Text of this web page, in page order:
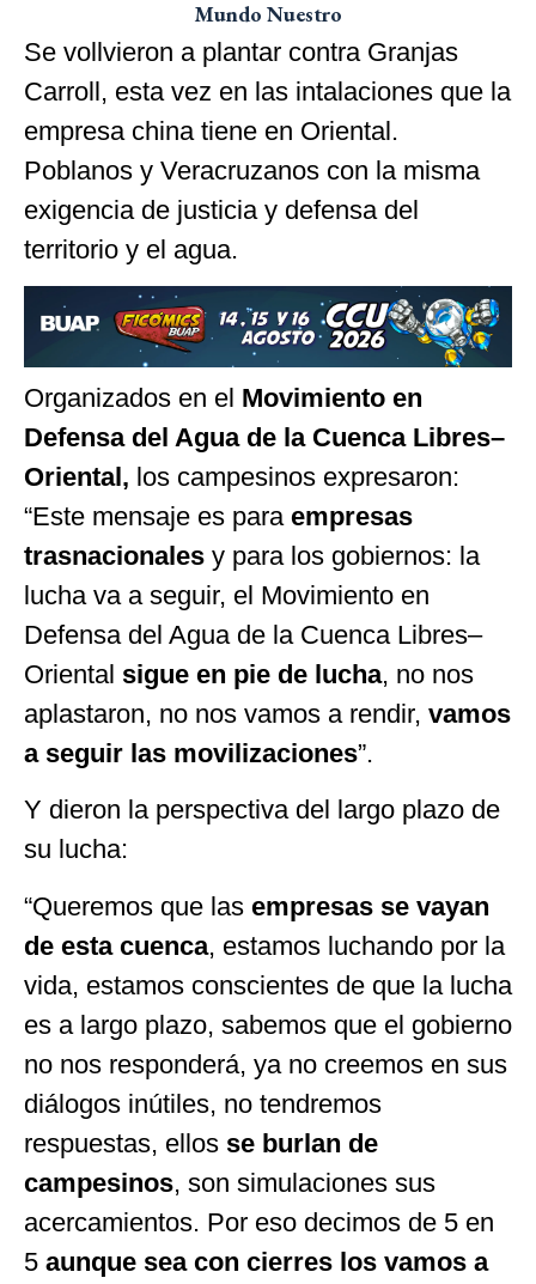
Mundo Nuestro
Se vollvieron a plantar contra Granjas
Carroll, esta vez en las intalaciones que la
empresa china tiene en Oriental.
Poblanos y Veracruzanos con la misma
exigencia de justicia y defensa del
territorio y el agua.
Organizados en el Movimiento en
Defensa del Agua de la Cuenca Libres–
Oriental, los campesinos expresaron:
“Este mensaje es para empresas
trasnacionales y para los gobiernos: la
lucha va a seguir, el Movimiento en
Defensa del Agua de la Cuenca Libres–
Oriental sigue en pie de lucha, no nos
aplastaron, no nos vamos a rendir, vamos
a seguir las movilizaciones”.
Y dieron la perspectiva del largo plazo de
su lucha:
“Queremos que las empresas se vayan
de esta cuenca, estamos luchando por la
vida, estamos conscientes de que la lucha
es a largo plazo, sabemos que el gobierno
no nos responderá, ya no creemos en sus
diálogos inútiles, no tendremos
respuestas, ellos se burlan de
campesinos, son simulaciones sus
acercamientos. Por eso decimos de 5 en
5 aunque sea con cierres los vamos a